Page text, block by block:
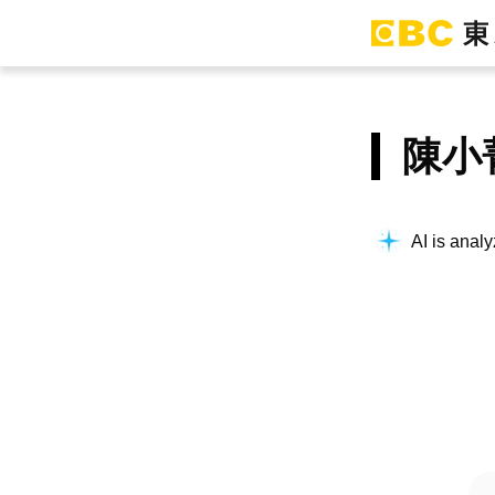
陳
AI is